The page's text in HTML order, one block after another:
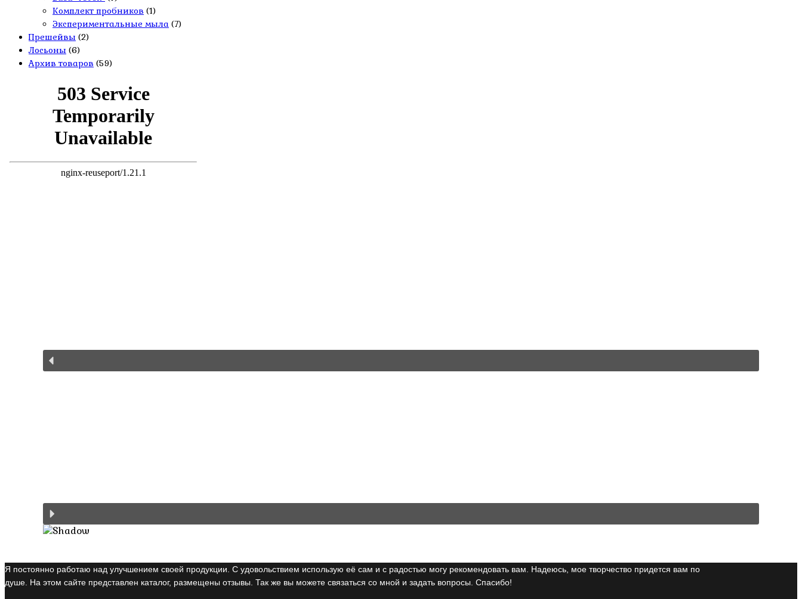
Комплект пробников (1)
Экспериментальные мыла (7)
Прешейвы (2)
Лосьоны (6)
Архив товаров (59)
Я постоянно работаю над улучшением своей продукции. С удовольствием использую её сам и с радостью могу рекомендовать вам. Надеюсь, мое творчество придется вам по
душе. На этом сайте представлен каталог, размещены отзывы. Так же вы можете связаться со мной и задать вопросы. Спасибо!